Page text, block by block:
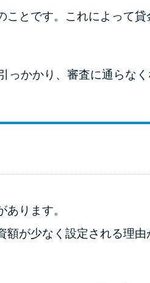
らない理由
利でお得な返済方法はどれ？
年収が低い＆他社借入があ
ことです。これによって貸
っかかり、審査に通らなく
あります。
額が少なく設定される理由